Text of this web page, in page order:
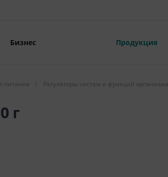
Бизнес Продукция
питание / Регуляторы систем и функций организма
г